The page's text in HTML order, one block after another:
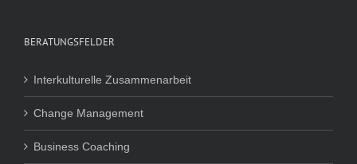
BERATUNGSFELDER
Interkulturelle Zusammenarbeit
Change Management
Business Coaching